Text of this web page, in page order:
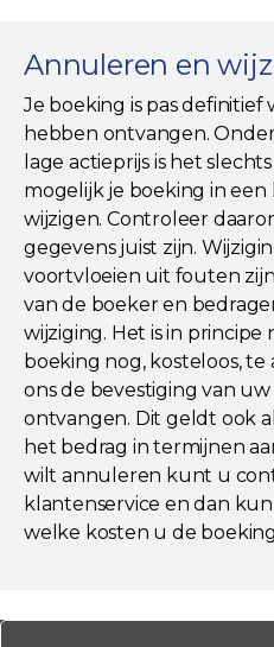
Annuleren en
Je boeking is pas
hebben ontvangen.
lage actieprijs is het
mogelijk je boeking in
wijzigen. Controleer
gegevens juist zijn.
voortvloeien uit fouten
van de boeker en
wijziging. Het is in
boeking nog, kosteloos,
ons de bevestiging van
ontvangen. Dit geldt ook
het bedrag in termijnen
wilt annuleren kunt u
klantenservice en dan
welke kosten u de